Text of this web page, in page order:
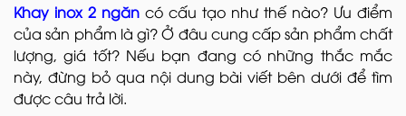
Khay inox 2 ngăn có cấu tạo như thế nào? Ưu điểm
của sản phẩm là gì? Ở đâu cung cấp sản phẩm chất
lượng, giá tốt? Nếu bạn đang có những thắc mắc
này, đừng bỏ qua nội dung bài viết bên dưới để tìm
được câu trả lời.